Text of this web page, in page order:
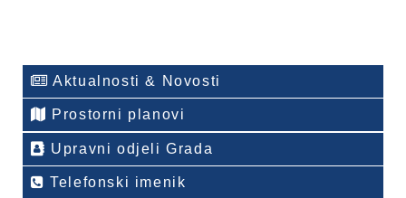
Aktualnosti & Novosti
Prostorni planovi
Upravni odjeli Grada
Telefonski imenik